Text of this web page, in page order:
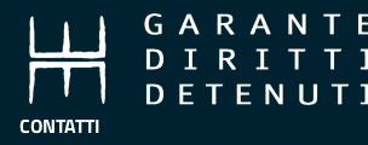
CONTATTI